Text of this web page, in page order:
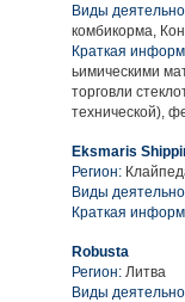
Виды
комбикорма,
Краткая
ьимическими
торговли
технической),
Eksmaris
Регион:
Виды
Краткая
Robusta
Регион: Литва
Виды